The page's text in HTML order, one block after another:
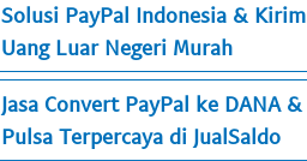
Solusi PayPal Indonesia & Kirim
Uang Luar Negeri Murah
Jasa Convert PayPal ke DANA &
Pulsa Terpercaya di JualSaldo